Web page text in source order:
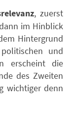
, zuerst
im Hinblick
Hintergrund
und
erscheint die
des Zweiten
wichtiger denn